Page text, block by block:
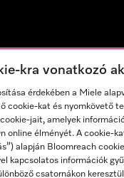
kra vonatkozó
érdekében a Miele
cookie-kat és nyomkövető
jait, amelyek
online élményét. A cookie-
alapján Bloomreach
kapcsolatos információk
csatornákon